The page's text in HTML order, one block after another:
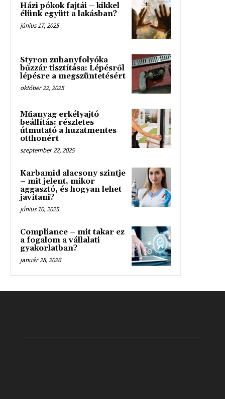
Házi pókok fajtái – kikkel
élünk együtt a lakásban?
június 17, 2025
Styron zuhanyfolyóka
bűzzár tisztítása: Lépésről
lépésre a megszüntetésért
október 22, 2025
Műanyag erkélyajtó
beállítás: részletes
útmutató a huzatmentes
otthonért
szeptember 22, 2025
Karbamid alacsony szintje
– mit jelent, mikor
aggasztó, és hogyan lehet
javítani?
június 10, 2025
Compliance – mit takar ez
a fogalom a vállalati
gyakorlatban?
január 28, 2026